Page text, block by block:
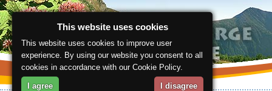
This website uses cookies
This website uses cookies to improve user
experience. By using our website you consent to all
cookies in accordance with our Cookie Policy.
I agree I disagree